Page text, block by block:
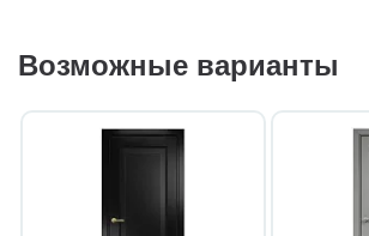
Возможные варианты